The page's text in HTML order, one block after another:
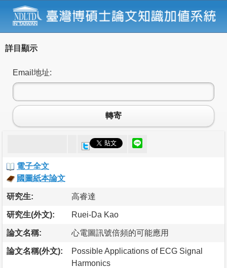
詳目顯示
Email地址:
轉寄
電子全文
國圖紙本論文
研究生: 高睿達
研究生(外文): Ruei-Da Kao
論文名稱: 心電圖訊號倍頻的可能應用
論文名稱(外文):
Possible Applications of ECG Signal
Harmonics